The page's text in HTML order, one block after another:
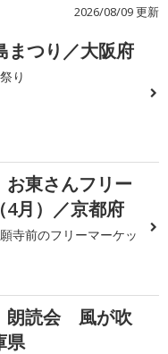
2026/08/09 更新
まつり／大阪府
り
東さんフリー
4月）／京都府
寺前のフリーマーケッ
読会 風が吹
県